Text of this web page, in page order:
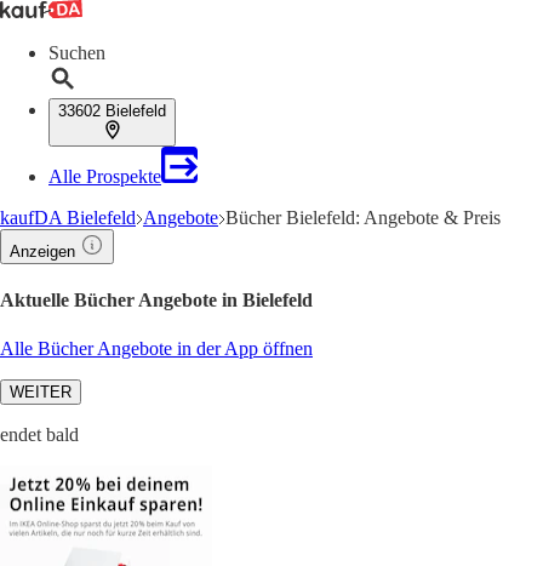
Suchen
33602 Bielefeld
Alle Prospekte
kaufDA Bielefeld Angebote Bücher Bielefeld: Angebote & Preis
Anzeigen
Aktuelle Bücher Angebote in Bielefeld
Alle Bücher Angebote in der App öffnen
WEITER
endet bald